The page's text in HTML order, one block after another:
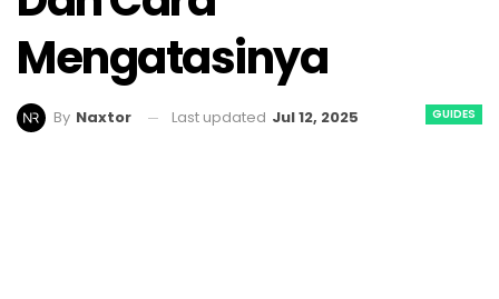
Mengatasinya
GUIDES
By Naxtor Last updated Jul 12, 2025